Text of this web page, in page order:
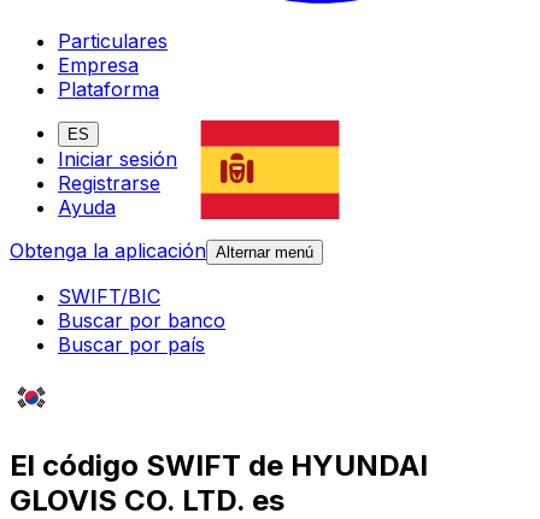
Particulares
Empresa
Plataforma
ES
Iniciar sesión
Registrarse
Ayuda
Obtenga la aplicación Alternar menú
SWIFT/BIC
Buscar por banco
Buscar por país
El código SWIFT de HYUNDAI
GLOVIS CO. LTD. es